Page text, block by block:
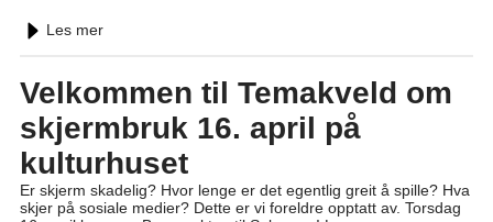
Les mer
Velkommen til Temakveld om
skjermbruk 16. april på
kulturhuset
Er skjerm skadelig? Hvor lenge er det egentlig greit å spille? Hva
skjer på sosiale medier? Dette er vi foreldre opptatt av. Torsdag